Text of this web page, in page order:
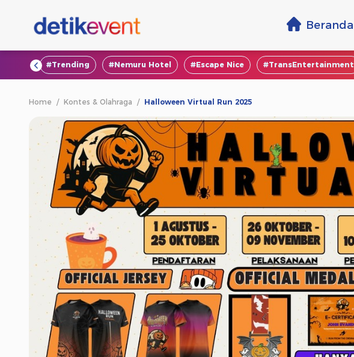
Beranda
#Trending #Nemuru Hotel #Escape Nice #TransEntertainment
Home / Kontes & Olahraga / Halloween Virtual Run 2025